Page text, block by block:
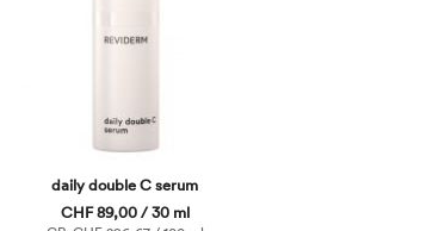
daily double C serum
CHF 89,00 / 30 ml